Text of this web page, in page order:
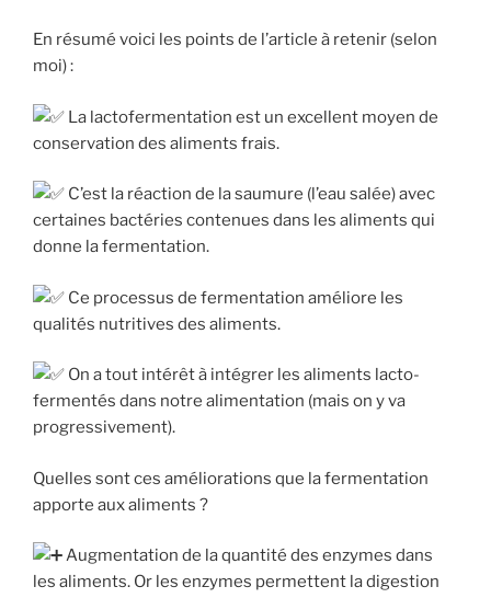
En résumé voici les points de l’article à retenir (selon
moi) :
La lactofermentation est un excellent moyen de
conservation des aliments frais.
C’est la réaction de la saumure (l’eau salée) avec
certaines bactéries contenues dans les aliments qui
donne la fermentation.
Ce processus de fermentation améliore les
qualités nutritives des aliments.
On a tout intérêt à intégrer les aliments lacto-
fermentés dans notre alimentation (mais on y va
progressivement).
Quelles sont ces améliorations que la fermentation
apporte aux aliments ?
Augmentation de la quantité des enzymes dans
les aliments. Or les enzymes permettent la digestion